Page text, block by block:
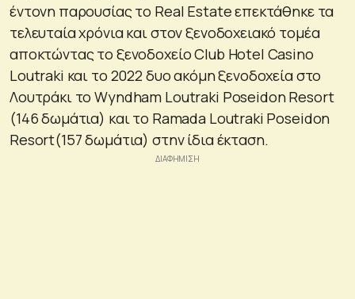
έντονη παρουσίας το Real Estate επεκτάθηκε τα
τελευταία χρόνια και στον ξενοδοχειακό τομέα
αποκτώντας το ξενοδοχείο Club Hotel Casino
Loutraki και το 2022 δυο ακόμη ξενοδοχεία στο
Λουτράκι το Wyndham Loutraki Poseidon Resort
(146 δωμάτια) και το Ramada Loutraki Poseidon
Resort(157 δωμάτια) στην ίδια έκταση.